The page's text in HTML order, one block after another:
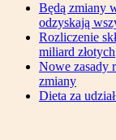
Będą zmiany
odzyskają
Rozliczenie
miliard złotych
Nowe zasady
zmiany
Dieta za